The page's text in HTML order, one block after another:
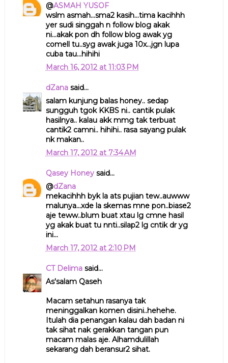
@ASMAH YUSOF
wslm asmah...sma2 kasih...tima kacihhh
yer sudi singgah n follow blog akak
ni...akak pon dh follow blog awak yg
comell tu..syg awak juga 10x...jgn lupa
cuba tau...hihihi
March 16, 2012 at 11:03 PM
dZanasaid...
salam kunjung balas honey.. sedap
sungguh tgok KKBS ni.. cantik pulak
hasilnya.. kalau akk mmg tak terbuat
cantik2 camni.. hihihi.. rasa sayang pulak
nk makan..
March 17, 2012 at 7:34 AM
Qasey Honeysaid...
@dZana
mekacihhh byk la ats pujian tew..auwww
malunya...xde la skemas mne pon..biase2
aje teww..blum buat xtau lg cmne hasil
yg akak buat tu nnti..silap2 lg cntik dr yg
ini...
March 17, 2012 at 2:10 PM
CT Delimasaid...
As'salam Qaseh
Macam setahun rasanya tak
meninggalkan komen disini..hehehe.
Itulah dia penangan kalau dah badan ni
tak sihat nak gerakkan tangan pun
macam malas aje. Alhamdulillah
sekarang dah beransur2 sihat.